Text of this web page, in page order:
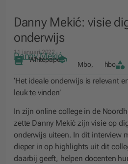
Danny Mekić: visie
onderwijs
11 januari 2022
Danny Mekić
Whitepaper
Mbo, hbo
‘Het ideale onderwijs is relevant
leuk te vinden’
In zijn online college in de
zette Danny Mekić zijn visie op
onderwijs uiteen. In dit interview
dieper in op highlights uit dit
daarbij geeft, helpen docenten